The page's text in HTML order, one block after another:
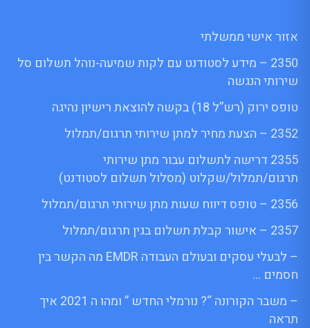
אזור אישי ממשלתי
2350 – מידע לסטודנט עם לקות שמיעה-נוהל תשלום סל
שירותי הנגשה
טופס ירוק (רש”ל 18) בקשה להוצאת רישיון נהיגה
2352 – הצעת מחיר למתן שירותי תרגום/תמלול
2355 דרישה לתשלום עבור מתן שירותי
תרגום/תמלול/שקלוט (מסלול תשלום לסטודנט)
2356 – טופס דיווח שעות מתן שירותי תרגום/תמלול
2357 – אישור קבלת תשלום בגין תרגום/תמלול
– לבעלי עסקים ובעולם העבודה EMDR מה הקשר בין
חסמים …
– משבר הקורונה “? נורמלי החדש ” ומהו ה 2021 איך
תראה